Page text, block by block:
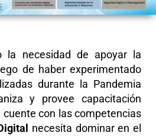
la necesidad de apoyar la
de haber experimentado
durante la Pandemia
y provee capacitación
cuente con las competencias
necesita dominar en el